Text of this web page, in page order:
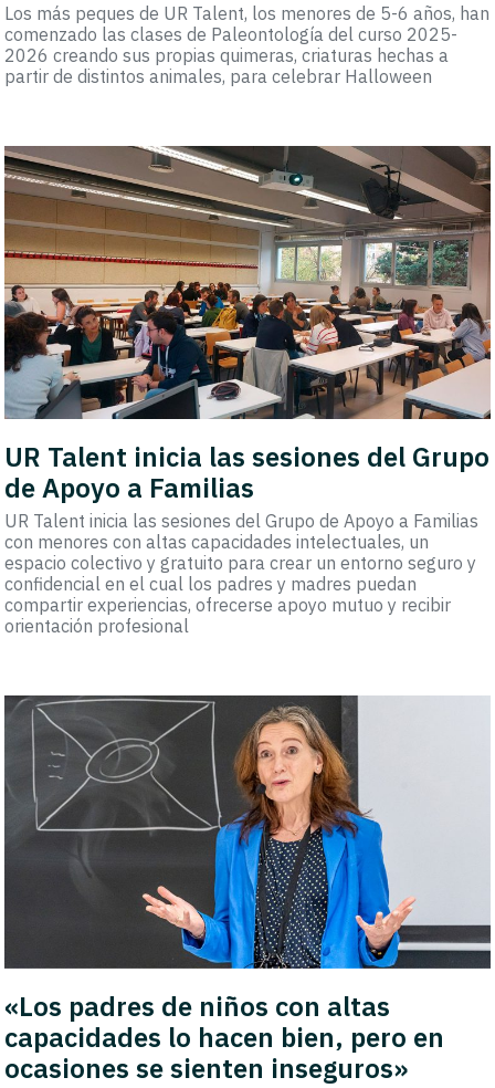
Los más peques de UR Talent, los menores de 5-6 años, han
comenzado las clases de Paleontología del curso 2025-
2026 creando sus propias quimeras, criaturas hechas a
partir de distintos animales, para celebrar Halloween
UR Talent inicia las sesiones del Grupo
de Apoyo a Familias
UR Talent inicia las sesiones del Grupo de Apoyo a Familias
con menores con altas capacidades intelectuales, un
espacio colectivo y gratuito para crear un entorno seguro y
confidencial en el cual los padres y madres puedan
compartir experiencias, ofrecerse apoyo mutuo y recibir
orientación profesional
«Los padres de niños con altas
capacidades lo hacen bien, pero en
ocasiones se sienten inseguros»